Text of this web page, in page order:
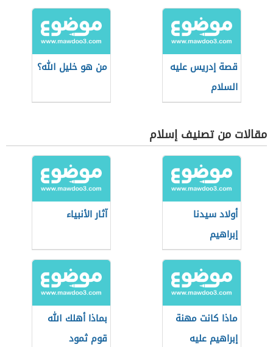
قصة إدريس عليه
السلام
من هو خليل الله؟
مقالات من تصنيف إسلام
أولاد سيدنا
إبراهيم
آثار الأنبياء
ماذا كانت مهنة
إبراهيم عليه
بماذا أهلك الله
قوم ثمود